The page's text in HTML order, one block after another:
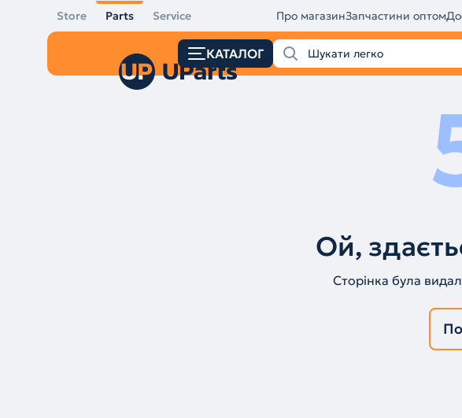
Store Parts Service Про магазинЗапчастини оптом
КАТАЛОГ
Ой,
Сторінка була